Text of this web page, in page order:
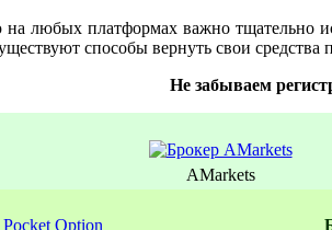
любых платформах важно тщательно
способы вернуть свои
Не забываем
AMarkets